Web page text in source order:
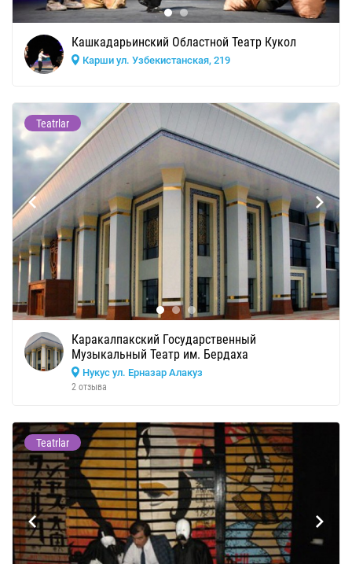
Кашкадарьинский Областной Театр Кукол
Карши ул. Узбекистанская, 219
Teatrlar
Каракалпакский Государственный
Музыкальный Театр им. Бердаха
Нукус ул. Ерназар Алакуз
2 отзыва
Teatrlar